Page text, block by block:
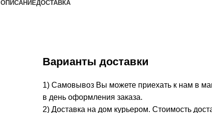
ОПИСАНИЕДОСТАВКА
Варианты доставки
1) Самовывоз Вы можете приехать к нам в
в день оформления заказа.
2) Доставка на дом курьером. Стоимость